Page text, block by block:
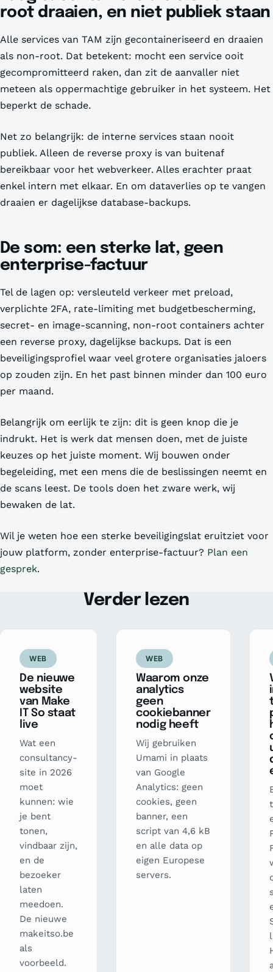
root draaien, en niet publiek staan
Alle services van TAM zijn gecontaineriseerd en draaien
als non-root. Dat betekent: mocht een service ooit
gecompromitteerd raken, dan zit de aanvaller niet
meteen als oppermachtige gebruiker in het systeem. Het
beperkt de schade.
Net zo belangrijk: de interne services staan nooit
publiek. Alleen de reverse proxy is van buitenaf
bereikbaar voor het webverkeer. Alles erachter praat
enkel intern met elkaar. En om dataverlies op te vangen
draaien er dagelijkse database-backups.
De som: een sterke lat, geen
enterprise-factuur
Tel de lagen op: versleuteld verkeer met preload,
verplichte 2FA, rate-limiting met budgetbescherming,
secret- en image-scanning, non-root containers achter
een reverse proxy, dagelijkse backups. Dat is een
beveiligingsprofiel waar veel grotere organisaties jaloers
op zouden zijn. En het past binnen minder dan 100 euro
per maand.
Belangrijk om eerlijk te zijn: dit is geen knop die je
indrukt. Het is werk dat mensen doen, met de juiste
keuzes op het juiste moment. Wij bouwen onder
begeleiding, met een mens die de beslissingen neemt en
de scans leest. De tools doen het zware werk, wij
bewaken de lat.
Wil je weten hoe een sterke beveiligingslat eruitziet voor
jouw platform, zonder enterprise-factuur? Plan een
gesprek.
Verder lezen
WEB
De nieuwe
website
van Make
IT So staat
live
Wat een
consultancy-
site in 2026
moet
kunnen: wie
je bent
tonen,
vindbaar zijn,
en de
bezoeker
laten
meedoen.
De nieuwe
makeitso.be
als
voorbeeld.
WEB
Waarom onze
analytics
geen
cookiebanner
nodig heeft
Wij gebruiken
Umami in plaats
van Google
Analytics: geen
cookies, geen
banner, een
script van 4,6 kB
en alle data op
eigen Europese
servers.